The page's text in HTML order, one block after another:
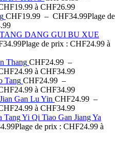
à CHF26.99
CHF19.99 – CHF34.99Plage de
DANG GUI BU XUE
34.99Plage de prix : CHF24.99 à
Thang CHF24.99 –
à CHF34.99
Tang CHF24.99 –
à CHF34.99
Gan Lu Yin CHF24.99 –
à CHF34.99
Yi Qi Tiao Gan Jiang Ya
Plage de prix : CHF24.99 à